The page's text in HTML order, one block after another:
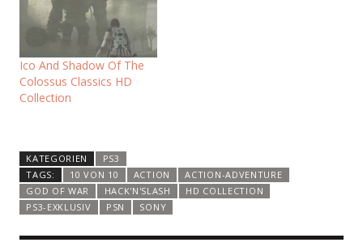
Ico And Shadow Of The
Colossus Classics HD
Collection
KATEGORIEN
PS3
TAGS:
10 VON 10 ACTION
ACTION-ADVENTURE
GOD OF WAR
HACK'N'SLASH
HD COLLECTION
PS3-EXKLUSIV
PSN SONY